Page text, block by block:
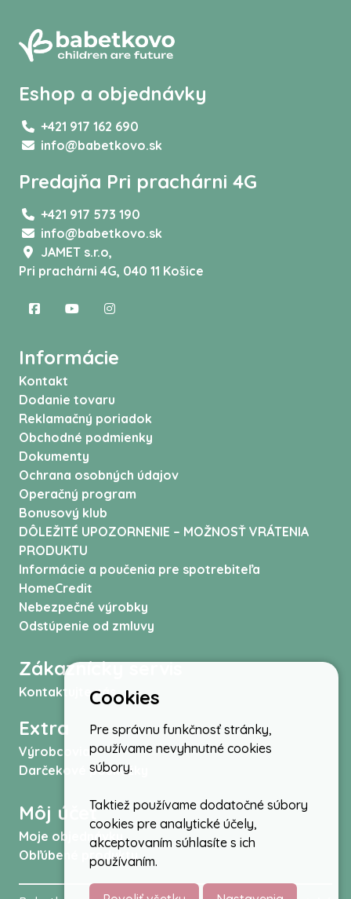
Eshop a objednávky
+421 917 162 690
info@babetkovo.sk
Predajňa Pri prachárni 4G
+421 917 573 190
info@babetkovo.sk
JAMET s.r.o,
Pri prachárni 4G, 040 11 Košice
Informácie
Kontakt
Dodanie tovaru
Reklamačný poriadok
Obchodné podmienky
Dokumenty
Ochrana osobných údajov
Operačný program
Bonusový klub
DÔLEŽITÉ UPOZORNENIE – MOŽNOSŤ VRÁTENIA
PRODUKTU
Informácie a poučenia pre spotrebiteľa
HomeCredit
Nebezpečné výrobky
Odstúpenie od zmluvy
Zákaznícky servis
Kontaktujte nás
Extra
Výrobcovia
Darčekové poukážky
Môj účet
Moje objednávky
Obľúbené produkty
Cookies
Pre správnu funkčnosť stránky,
používame nevyhnutné cookies
súbory.
Taktiež používame dodatočné súbory
cookies pre analytické účely,
akceptovaním súhlasíte s ich
používaním.